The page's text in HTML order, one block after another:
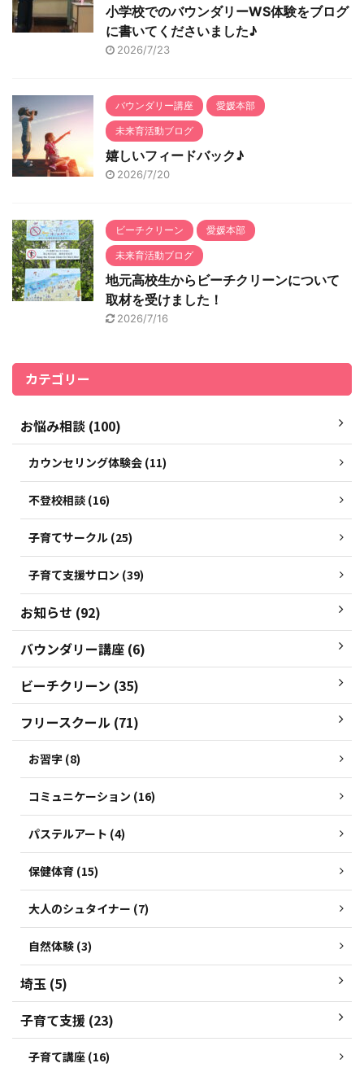
小学校でのバウンダリーWS体験をブログ
に書いてくださいました♪
2026/7/23
バウンダリー講座 愛媛本部
未来育活動ブログ
嬉しいフィードバック♪
2026/7/20
ビーチクリーン 愛媛本部
未来育活動ブログ
地元高校生からビーチクリーンについて
取材を受けました！
2026/7/16
カテゴリー
お悩み相談 (100)
カウンセリング体験会 (11)
不登校相談 (16)
子育てサークル (25)
子育て支援サロン (39)
お知らせ (92)
バウンダリー講座 (6)
ビーチクリーン (35)
フリースクール (71)
お習字 (8)
コミュニケーション (16)
パステルアート (4)
保健体育 (15)
大人のシュタイナー (7)
自然体験 (3)
埼玉 (5)
子育て支援 (23)
子育て講座 (16)